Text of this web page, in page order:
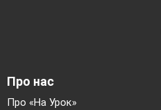
Про нас
Про «На Урок»